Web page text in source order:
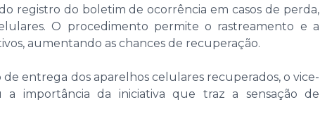
registro do boletim de ocorrência em casos de perda,
O procedimento permite o rastreamento e a
aumentando as chances de recuperação.
de entrega dos aparelhos celulares recuperados, o vice-
a importância da iniciativa que traz a sensação de